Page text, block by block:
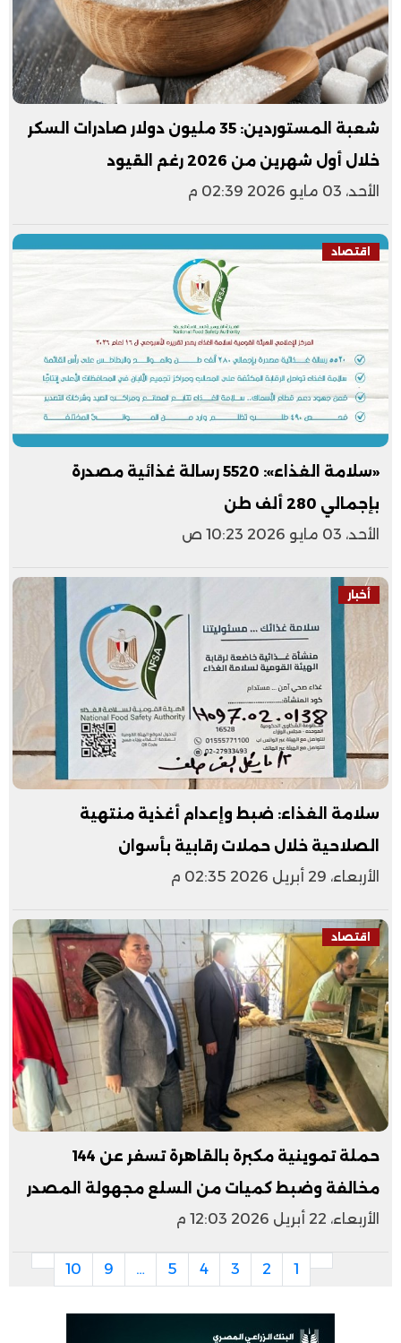
شعبة المستوردين: 35 مليون دولار صادرات السكر
خلال أول شهرين من 2026 رغم القيود
الأحد، 03 مايو 2026 02:39 م
اقتصاد
«سلامة الغذاء»: 5520 رسالة غذائية مصدرة
بإجمالي 280 ألف طن
الأحد، 03 مايو 2026 10:23 ص
أخبار
سلامة الغذاء: ضبط وإعدام أغذية منتهية
الصلاحية خلال حملات رقابية بأسوان
الأربعاء، 29 أبريل 2026 02:35 م
اقتصاد
حملة تموينية مكبرة بالقاهرة تسفر عن 144
مخالفة وضبط كميات من السلع مجهولة المصدر
الأربعاء، 22 أبريل 2026 12:03 م
1
2
3
4
5
…
9
10